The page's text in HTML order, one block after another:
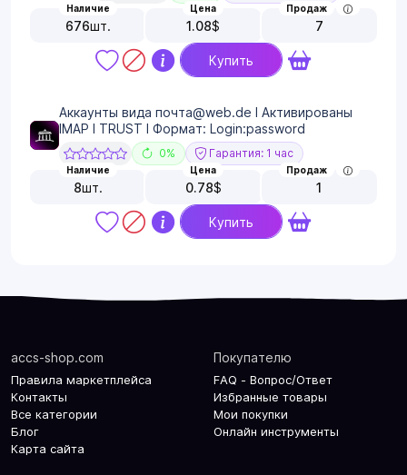
Наличие
676шт.
Цена
1.08$
Продаж
7
Купить
Аккаунты вида почта@web.de I Активированы
IMAP I TRUST I Формат: Login:password
0% Гарантия: 1 час
Наличие
8шт.
Цена
0.78$
Продаж
1
Купить
accs-shop.com
Правила маркетплейса
Контакты
Все категории
Блог
Карта сайта
Покупателю
FAQ - Вопрос/Ответ
Избранные товары
Мои покупки
Онлайн инструменты